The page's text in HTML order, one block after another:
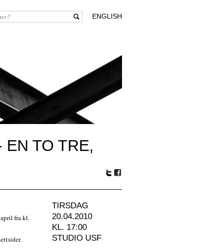
ENGLISH
EN TO TRE,
fra kl.
TIRSDAG
20.04.2010
KL. 17:00
STUDIO USF